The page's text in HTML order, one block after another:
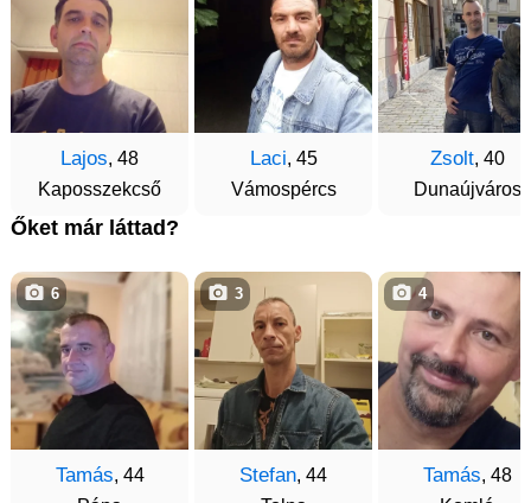
Lajos, 48
Kaposszekcső
Laci, 45
Vámospércs
Zsolt, 40
Dunaújváros
Őket már láttad?
Tamás, 44
6
Stefan, 44
3
Tamás, 48
4